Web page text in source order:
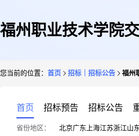
福州职业技术学院
您当前的位置： 首页 招标｜招标公告 福州
首页 招标预告 招标公告
省份地区： 北京广东 上海江苏浙江山